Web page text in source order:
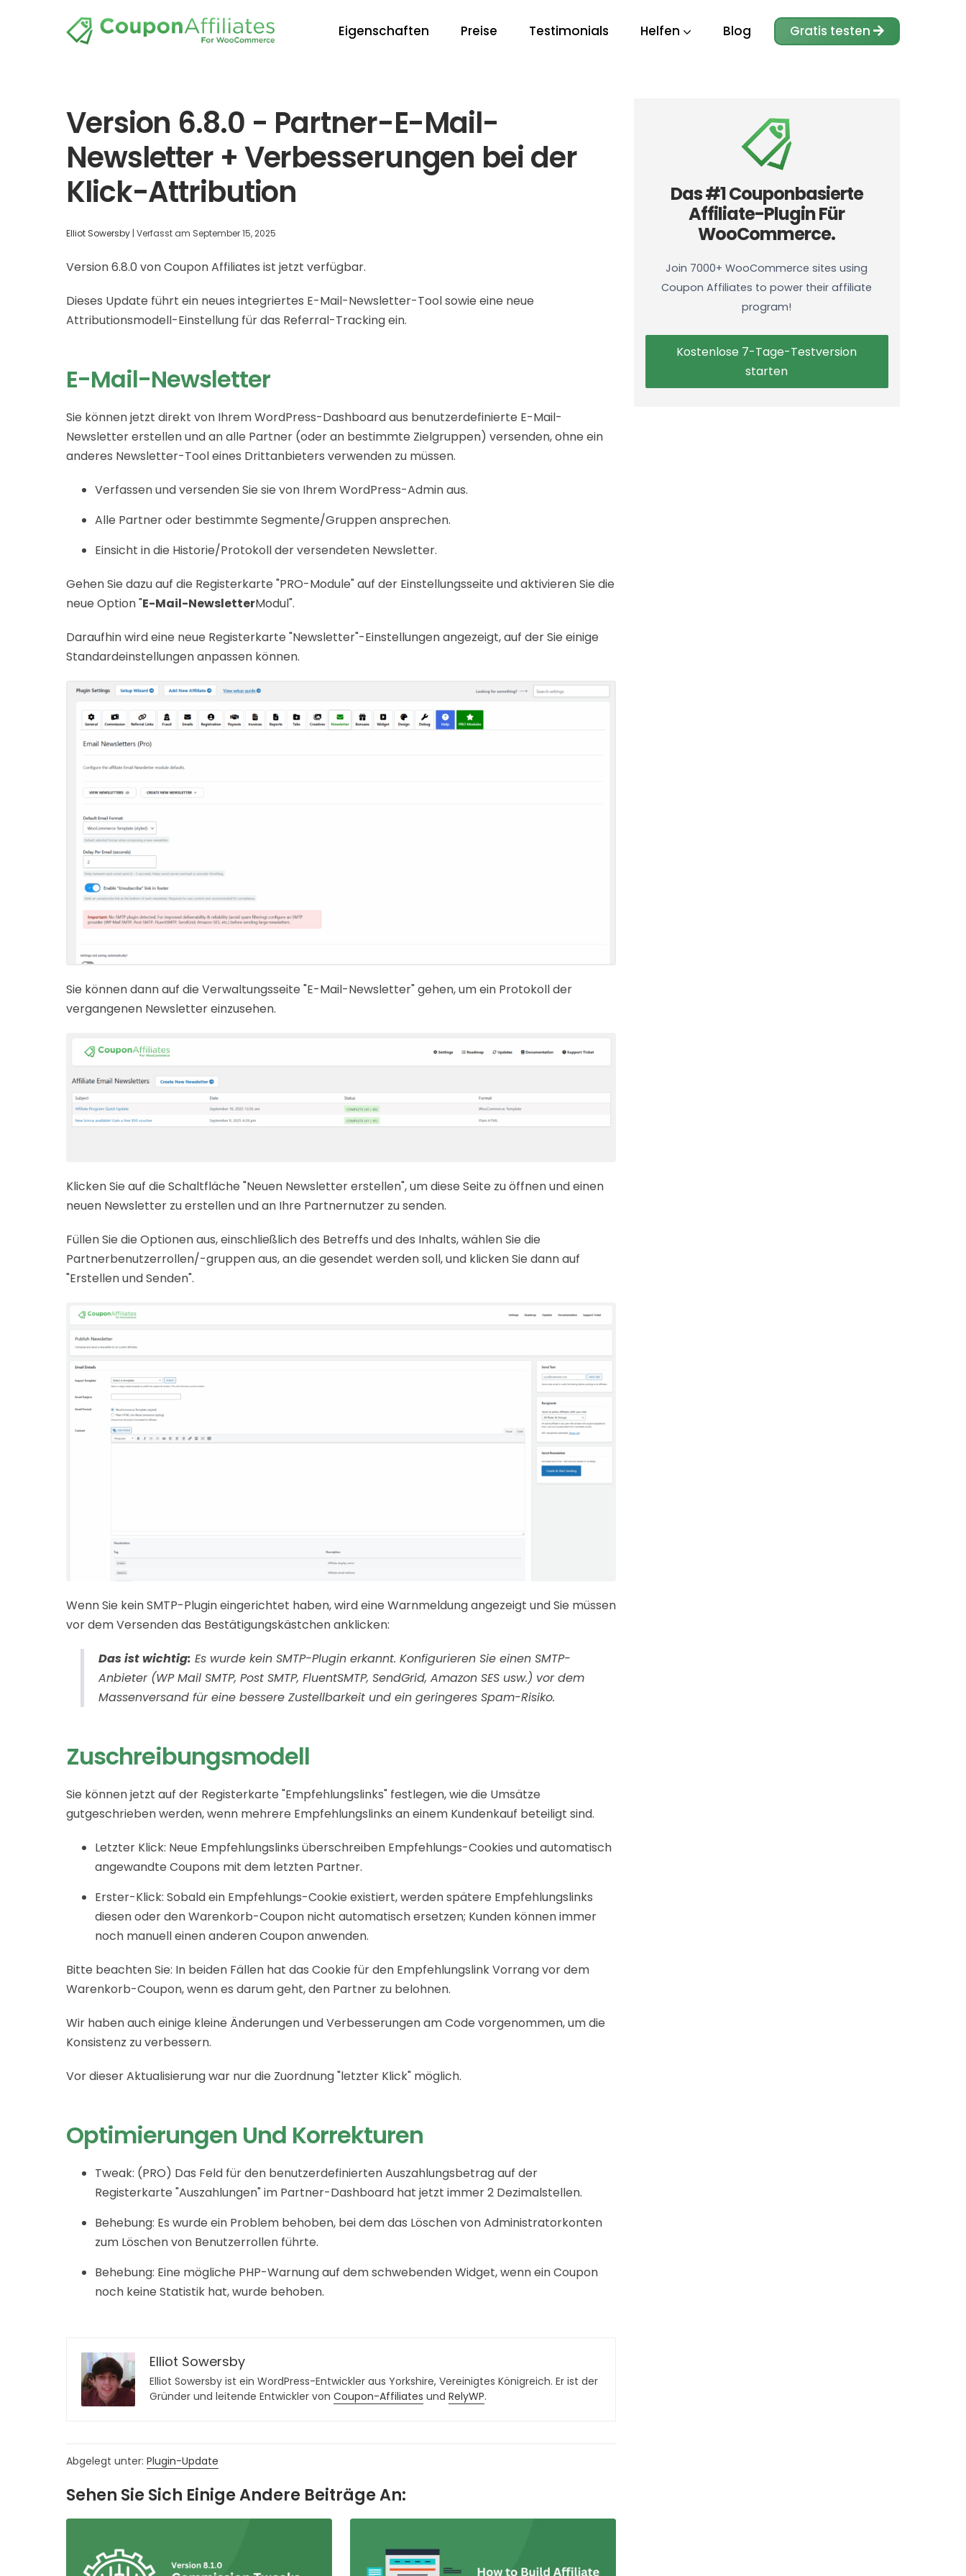
Eigenschaften Preise Testimonials Helfen Blog Gratis testen
Version 6.8.0 - Partner-E-Mail-
Newsletter + Verbesserungen bei der
Klick-Attribution
Elliot Sowersby | Verfasst am September 15, 2025
Version 6.8.0 von Coupon Affiliates ist jetzt verfügbar.
Dieses Update führt ein neues integriertes E-Mail-Newsletter-Tool sowie eine neue
Attributionsmodell-Einstellung für das Referral-Tracking ein.
E-Mail-Newsletter
Sie können jetzt direkt von Ihrem WordPress-Dashboard aus benutzerdefinierte E-Mail-
Newsletter erstellen und an alle Partner (oder an bestimmte Zielgruppen) versenden, ohne ein
anderes Newsletter-Tool eines Drittanbieters verwenden zu müssen.
Verfassen und versenden Sie sie von Ihrem WordPress-Admin aus.
Alle Partner oder bestimmte Segmente/Gruppen ansprechen.
Einsicht in die Historie/Protokoll der versendeten Newsletter.
Gehen Sie dazu auf die Registerkarte "PRO-Module" auf der Einstellungsseite und aktivieren Sie die
neue Option "E-Mail-NewsletterModul".
Daraufhin wird eine neue Registerkarte "Newsletter"-Einstellungen angezeigt, auf der Sie einige
Standardeinstellungen anpassen können.
Sie können dann auf die Verwaltungsseite "E-Mail-Newsletter" gehen, um ein Protokoll der
vergangenen Newsletter einzusehen.
Klicken Sie auf die Schaltfläche "Neuen Newsletter erstellen", um diese Seite zu öffnen und einen
neuen Newsletter zu erstellen und an Ihre Partnernutzer zu senden.
Füllen Sie die Optionen aus, einschließlich des Betreffs und des Inhalts, wählen Sie die
Partnerbenutzerrollen/-gruppen aus, an die gesendet werden soll, und klicken Sie dann auf
"Erstellen und Senden".
Wenn Sie kein SMTP-Plugin eingerichtet haben, wird eine Warnmeldung angezeigt und Sie müssen
vor dem Versenden das Bestätigungskästchen anklicken:
Das ist wichtig: Es wurde kein SMTP-Plugin erkannt. Konfigurieren Sie einen SMTP-
Anbieter (WP Mail SMTP, Post SMTP, FluentSMTP, SendGrid, Amazon SES usw.) vor dem
Massenversand für eine bessere Zustellbarkeit und ein geringeres Spam-Risiko.
Zuschreibungsmodell
Sie können jetzt auf der Registerkarte "Empfehlungslinks" festlegen, wie die Umsätze
gutgeschrieben werden, wenn mehrere Empfehlungslinks an einem Kundenkauf beteiligt sind.
Letzter Klick: Neue Empfehlungslinks überschreiben Empfehlungs-Cookies und automatisch
angewandte Coupons mit dem letzten Partner.
Erster-Klick: Sobald ein Empfehlungs-Cookie existiert, werden spätere Empfehlungslinks
diesen oder den Warenkorb-Coupon nicht automatisch ersetzen; Kunden können immer
noch manuell einen anderen Coupon anwenden.
Bitte beachten Sie: In beiden Fällen hat das Cookie für den Empfehlungslink Vorrang vor dem
Warenkorb-Coupon, wenn es darum geht, den Partner zu belohnen.
Wir haben auch einige kleine Änderungen und Verbesserungen am Code vorgenommen, um die
Konsistenz zu verbessern.
Vor dieser Aktualisierung war nur die Zuordnung "letzter Klick" möglich.
Optimierungen Und Korrekturen
Tweak: (PRO) Das Feld für den benutzerdefinierten Auszahlungsbetrag auf der
Registerkarte "Auszahlungen" im Partner-Dashboard hat jetzt immer 2 Dezimalstellen.
Behebung: Es wurde ein Problem behoben, bei dem das Löschen von Administratorkonten
zum Löschen von Benutzerrollen führte.
Behebung: Eine mögliche PHP-Warnung auf dem schwebenden Widget, wenn ein Coupon
noch keine Statistik hat, wurde behoben.
Elliot Sowersby
Elliot Sowersby ist ein WordPress-Entwickler aus Yorkshire, Vereinigtes Königreich. Er ist der
Gründer und leitende Entwickler von Coupon-Affiliates und RelyWP.
Abgelegt unter: Plugin-Update
Sehen Sie Sich Einige Andere Beiträge An:
Das #1 Couponbasierte
Affiliate-Plugin Für
WooCommerce.
Join 7000+ WooCommerce sites using
Coupon Affiliates to power their affiliate
program!
Kostenlose 7-Tage-Testversion
starten